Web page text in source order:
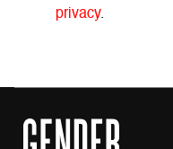
privacy.